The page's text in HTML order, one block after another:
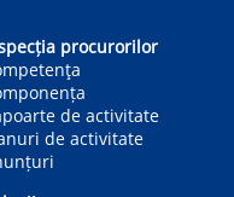
procurorilor
de activitate
de activitate